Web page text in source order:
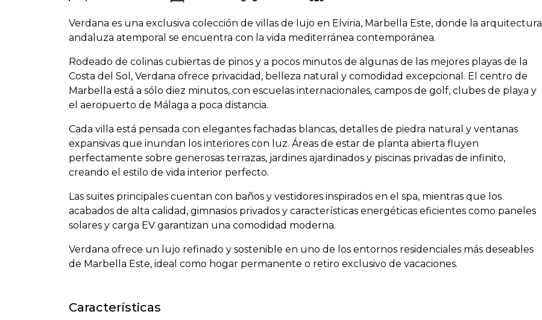
Verdana es una exclusiva colección de villas de lujo en Elviria, Marbella Este, donde la arquitectura
andaluza atemporal se encuentra con la vida mediterránea contemporánea.
Rodeado de colinas cubiertas de pinos y a pocos minutos de algunas de las mejores playas de la
Costa del Sol, Verdana ofrece privacidad, belleza natural y comodidad excepcional. El centro de
Marbella está a sólo diez minutos, con escuelas internacionales, campos de golf, clubes de playa y
el aeropuerto de Málaga a poca distancia.
Cada villa está pensada con elegantes fachadas blancas, detalles de piedra natural y ventanas
expansivas que inundan los interiores con luz. Áreas de estar de planta abierta fluyen
perfectamente sobre generosas terrazas, jardines ajardinados y piscinas privadas de infinito,
creando el estilo de vida interior perfecto.
Las suites principales cuentan con baños y vestidores inspirados en el spa, mientras que los
acabados de alta calidad, gimnasios privados y características energéticas eficientes como paneles
solares y carga EV garantizan una comodidad moderna.
Verdana ofrece un lujo refinado y sostenible en uno de los entornos residenciales más deseables
de Marbella Este, ideal como hogar permanente o retiro exclusivo de vacaciones.
Características